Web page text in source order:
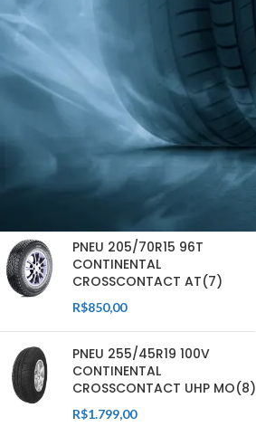
PNEU 205/70R15 96T
CONTINENTAL
CROSSCONTACT AT(7)
R$850,00
PNEU 255/45R19 100V
CONTINENTAL
CROSSCONTACT UHP MO(8)
R$1.799,00